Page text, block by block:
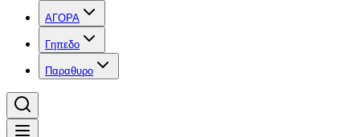
ΑΓΟΡΑ
Γηπεδο
Παραθυρο